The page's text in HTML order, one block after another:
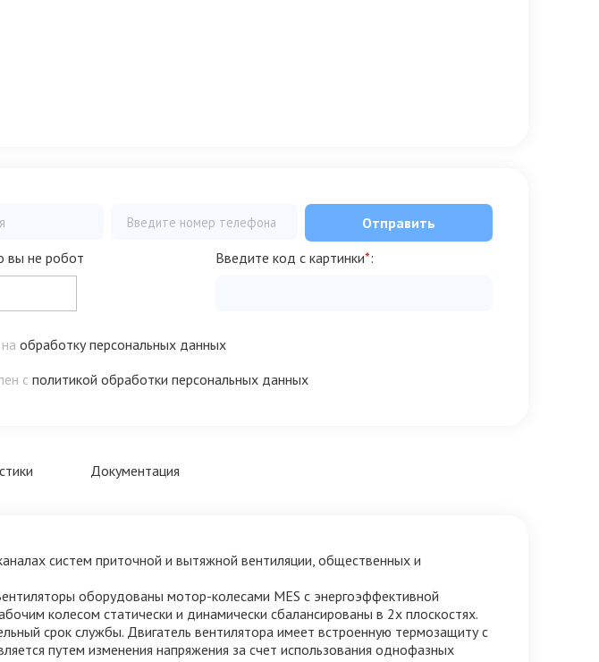
Отправить
вы не робот
Введите код с картинки*:
наобработку персональных данных
сполитикой обработки персональных данных
Документация
систем приточной и вытяжной вентиляции, общественных и
оборудованы мотор-колесами MES с энергоэффективной
колесом статически и динамически сбалансированы в 2х плоскостях.
срок службы. Двигатель вентилятора имеет встроенную термозащиту с
путем изменения напряжения за счет использования однофазных